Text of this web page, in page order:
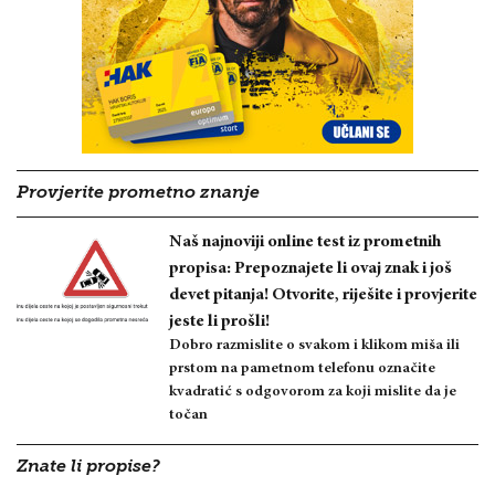
Provjerite prometno znanje
Naš najnoviji online test iz prometnih
propisa: Prepoznajete li ovaj znak i još
devet pitanja! Otvorite, riješite i provjerite
jeste li prošli!
Dobro razmislite o svakom i klikom miša ili
prstom na pametnom telefonu označite
kvadratić s odgovorom za koji mislite da je
točan
Znate li propise?